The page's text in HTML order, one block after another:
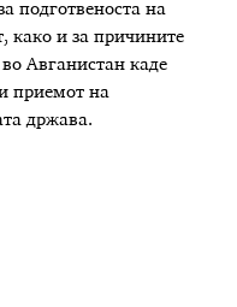
подготвеноста на
како и за причините
Авганистан каде
приемот на
држава.